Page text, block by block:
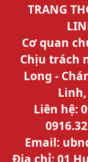
TRANG
Cơ quan
Chịu trách
Long -
Liên hệ:
Email:
Địa chỉ: 01